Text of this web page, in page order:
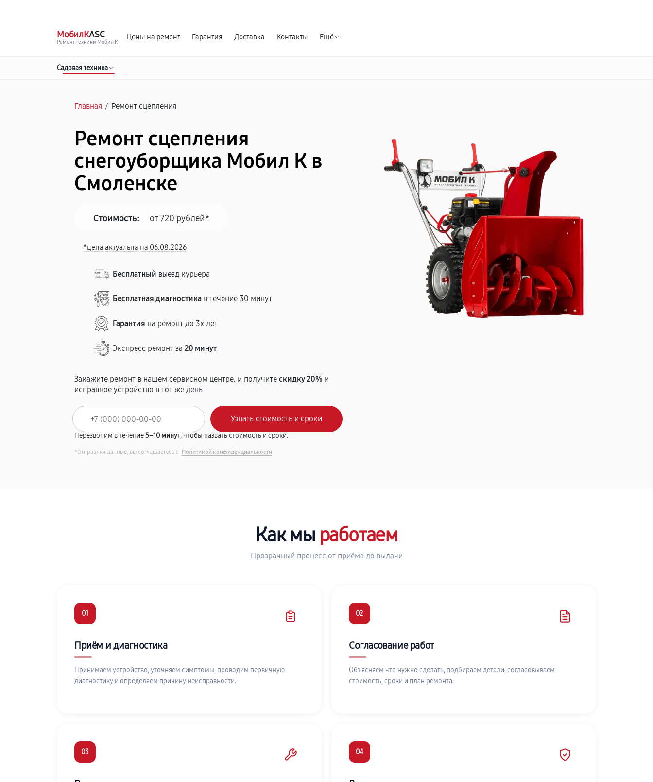
МобилКASC
Ремонт техники Мобил К
Цены на ремонт Гарантия Доставка Контакты Ещё
Садовая техника
Главная / Ремонт сцепления
Ремонт сцепления
снегоуборщика Мобил К в
Смоленске
Стоимость: от 720 рублей*
*цена актуальна на 06.08.2026
Бесплатный выезд курьера
Бесплатная диагностика в течение 30 минут
Гарантия на ремонт до 3х лет
Экспресс ремонт за20 минут
Закажите ремонт в нашем сервисном центре, и получитескидку 20% и
исправное устройство в тот же день
Перезвоним в течение5–10 минут, чтобы назвать стоимость и сроки.
*Отправляя данные, вы соглашаетесь с Политикой конфиденциальности
Как мы работаем
Прозрачный процесс от приёма до выдачи
01
Приём и диагностика
Принимаем устройство, уточняем симптомы, проводим первичную
диагностику и определяем причину неисправности.
02
Согласование работ
Объясняем что нужно сделать, подбираем детали, согласовываем
стоимость, сроки и план ремонта.
03 04